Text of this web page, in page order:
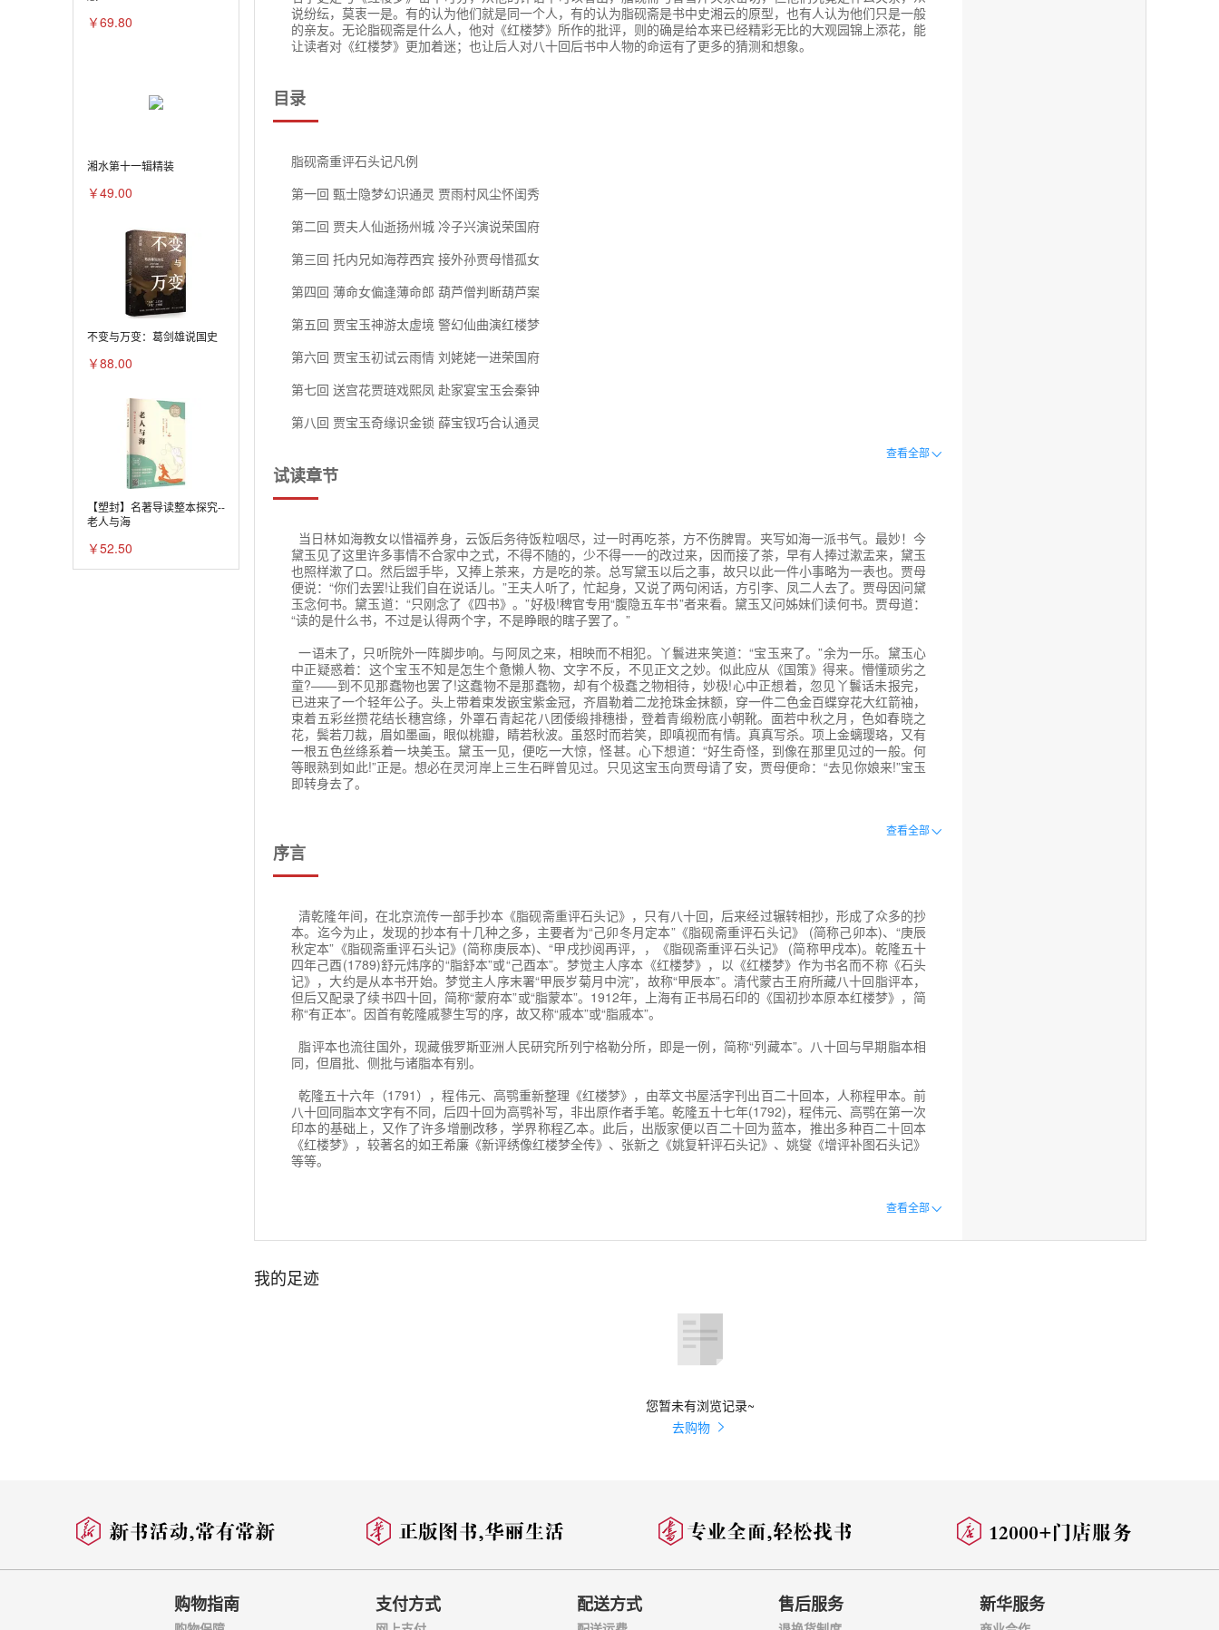
￥69.80
湘水第十一辑精装
￥49.00
不变与万变：葛剑雄说国史
￥88.00
【塑封】名著导读整本探究--
老人与海
￥52.50
说纷纭，莫衷一是。有的认为他们就是同一个人，有的认为脂砚斋是书中史湘云的原型，也有人认为他们只是一般
的亲友。无论脂砚斋是什么人，他对《红楼梦》所作的批评，则的确是给本来已经精彩无比的大观园锦上添花，能
让读者对《红楼梦》更加着迷；也让后人对八十回后书中人物的命运有了更多的猜测和想象。
目录
脂砚斋重评石头记凡例
第一回 甄士隐梦幻识通灵 贾雨村风尘怀闺秀
第二回 贾夫人仙逝扬州城 冷子兴演说荣国府
第三回 托内兄如海荐西宾 接外孙贾母惜孤女
第四回 薄命女偏逢薄命郎 葫芦僧判断葫芦案
第五回 贾宝玉神游太虚境 警幻仙曲演红楼梦
第六回 贾宝玉初试云雨情 刘姥姥一进荣国府
第七回 送宫花贾琏戏熙凤 赴家宴宝玉会秦钟
第八回 贾宝玉奇缘识金锁 薛宝钗巧合认通灵
第十回 金寡妇贪利权受辱 张太医论病细穷源
第十二回 王熙凤毒设相思局 贾天祥正照风月鉴
第十三回 秦可卿死封龙禁尉 王熙凤协理宁国府
第十四回 林如海捐馆扬州城 贾宝玉路谒北静王
第十五回 王凤姐弄权铁槛寺 秦鲸卿得趣馒头庵
第十六回 贾元春才选凤藻宫 秦鲸卿夭逝黄泉路
第十七回 大观园试才题对额 荣国府归省庆元宵
第十八回 皇恩重元妃省父母 天伦乐宝玉呈才藻
第十九回 情切切良宵花解语 意绵绵静日玉生香
第二十一回 贤袭人娇嗔箴宝玉 俏平儿软语救贾琏
第二十二回 听曲文宝玉悟禅机 制灯谜贾政悲谶语
第二十三回 西厢记妙词通戏语 牡丹亭艳曲警芳心
第二十四回 醉金刚轻财尚义侠 痴女儿遗帕惹相思
第二十五回 魇魔法叔嫂逢五鬼 通灵玉蒙蔽遇双真
第二十六回 蜂腰桥设言传心事 潇湘馆春困发幽情
第二十七回 滴翠亭宝钗戏彩蝶 埋香冢黛玉泣残红
第二十八回 蒋玉菡情赠茜香罗 薛宝钗羞笼红麝串
第二十九回 享福人福深还祷福 痴情女情重愈斟情
第三十回 宝钗借扇机带双敲 龄官画蔷痴及局外
第三十一回 撕扇子作千金一笑 因麒麟伏白首双星
第三十三回 手足眈眈小动唇舌 不肖种种大受笞挞
第三十四回 情中情因情感妹妹 错里错以错劝哥哥
第四十二回 蘅芜君兰言解疑癖 潇湘子雅谑补余音
第四十四回 变生不测凤姐泼醋 喜出望外平儿理妆
查看全部
试读章节
当日林如海教女以惜福养身，云饭后务待饭粒咽尽，过一时再吃茶，方不伤脾胃。夹写如海一派书气。最妙！今
黛玉见了这里许多事情不合家中之式，不得不随的，少不得一一的改过来，因而接了茶，早有人捧过漱盂来，黛玉
也照样漱了口。然后盥手毕，又捧上茶来，方是吃的茶。总写黛玉以后之事，故只以此一件小事略为一表也。贾母
便说：“你们去罢!让我们自在说话儿。”王夫人听了，忙起身，又说了两句闲话，方引李、凤二人去了。贾母因问黛
玉念何书。黛玉道：“只刚念了《四书》。”好极!稗官专用“腹隐五车书”者来看。黛玉又问姊妹们读何书。贾母道：
“读的是什么书，不过是认得两个字，不是睁眼的瞎子罢了。”
一语未了，只听院外一阵脚步响。与阿凤之来，相映而不相犯。丫鬟进来笑道：“宝玉来了。”余为一乐。黛玉心
中正疑惑着：这个宝玉不知是怎生个惫懒人物、文字不反，不见正文之妙。似此应从《国策》得来。懵懂顽劣之
童?——到不见那蠢物也罢了!这蠢物不是那蠢物，却有个极蠢之物相待，妙极!心中正想着，忽见丫鬟话未报完，
已进来了一个轻年公子。头上带着束发嵌宝紫金冠，齐眉勒着二龙抢珠金抹额，穿一件二色金百蝶穿花大红箭袖，
束着五彩丝攒花结长穗宫绦，外罩石青起花八团倭缎排穗褂，登着青缎粉底小朝靴。面若中秋之月，色如春晓之
花，鬓若刀裁，眉如墨画，眼似桃瓣，睛若秋波。虽怒时而若笑，即嗔视而有情。真真写杀。项上金螭璎珞，又有
一根五色丝绦系着一块美玉。黛玉一见，便吃一大惊，怪甚。心下想道：“好生奇怪，到像在那里见过的一般。何
等眼熟到如此!”正是。想必在灵河岸上三生石畔曾见过。只见这宝玉向贾母请了安，贾母便命：“去见你娘来!”宝玉
即转身去了。
辫，黑亮如漆。从顶至稍，一串四颗大珠，用金八宝坠角。上穿着银红撒花半旧大袄，仍就带着项圈、宝玉、寄名
锁、护身符等物；下面半露松花撒花绫裤腿、锦边弹墨袜、厚底大红鞋。越显得面如敷粉，唇似施脂，转盼多情，
语言常笑。天然一段风骚，全在眉稍；平生万种情思，悉堆眼角。看其外貌最是极好，却难知其底细。后人有《西
江月》二词，批这宝玉极恰。其词日：
无故寻愁觅恨，有时似傻如狂。纵然生得好皮囊，腹内原来草莽。
潦倒不通世务，愚顽怕读文章。行为偏僻性乖张，那管世人诽谤!
富贵不知乐业，贫穷难耐凄凉。可怜辜负好韶光，于国于家无望。
天下无能第一，古今不肖无双。寄言纨绔与膏粱：莫效此儿形状!
贾母因笑道：“外客未见，就脱了衣裳。还不去见你妹妹!’，宝玉早已看见多了一个姊妹，便料定是林姑母之女，
忙来作揖。厮见毕，归坐细看形容，与众各别：两湾似蹙非蹙黛烟眉，奇屑!妙眉!奇想!妙想!一双似喜非喜含情
柳扶风。至此八句是宝玉眼-中。心较比干多一窍，此一句是宝玉心中。病如西子胜三分。此十句定评，直抵一
赋。
宝玉看罢，因笑道：看他第一句是何话。“这个妹妹我曾见过的。”疯话。与黛玉同心，却是两样笔墨。观此则知
玉卿心中，有则说出，一毫宿滞皆无。贾母笑道：“可又是胡说，你又何曾见过他。”宝玉笑道：“虽然未曾见过
查看全部
序言
清乾隆年间，在北京流传一部手抄本《脂砚斋重评石头记》，只有八十回，后来经过辗转相抄，形成了众多的抄
本。迄今为止，发现的抄本有十几种之多，主要者为“己卯冬月定本”《脂砚斋重评石头记》 (简称己卯本)、“庚辰
秋定本”《脂砚斋重评石头记》(简称庚辰本)、“甲戌抄阅再评，，《脂砚斋重评石头记》 (简称甲戌本)。乾隆五十
四年己酉(1789)舒元炜序的“脂舒本”或“己酉本”。梦觉主人序本《红楼梦》，以《红楼梦》作为书名而不称《石头
记》，大约是从本书开始。梦觉主人序末署“甲辰岁菊月中浣”，故称“甲辰本”。清代蒙古王府所藏八十回脂评本，
但后又配录了续书四十回，简称“蒙府本”或“脂蒙本”。1912年，上海有正书局石印的《国初抄本原本红楼梦》，简
称“有正本”。因首有乾隆戚蓼生写的序，故又称“戚本”或“脂戚本”。
脂评本也流往国外，现藏俄罗斯亚洲人民研究所列宁格勒分所，即是一例，简称“列藏本”。八十回与早期脂本相
同，但眉批、侧批与诸脂本有别。
乾隆五十六年（1791），程伟元、高鹗重新整理《红楼梦》，由萃文书屋活字刊出百二十回本，人称程甲本。前
八十回同脂本文字有不同，后四十回为高鹗补写，非出原作者手笔。乾隆五十七年(1792)，程伟元、高鹗在第一次
印本的基础上，又作了许多增删改移，学界称程乙本。此后，出版家便以百二十回为蓝本，推出多种百二十回本
《红楼梦》，较著名的如王希廉《新评绣像红楼梦全传》、张新之《姚复轩评石头记》、姚燮《增评补图石头记》
等等。
期评阅的本子，而且经过辗转传抄，彼此之间正文和评语的文字都有些差异。另一个系统是百二十回没有脂砚斋评
的是百二十回本。
据几代红学家的考证，《红楼梦》的作者是曹雪芹。他的祖上原是汉人，很早就入了满洲旗籍，一直居于“包衣”
奴才的地位，但跟随主子征战南北，立有战功，特别得到康熙皇帝的宠幸，从曹雪芹的曾祖曹玺开始，经祖父曹寅
打击自己的政敌，曹家也在其内。雍正五年(1727)，雍正以曹頫亏空没有补上以及其他原因将其革职抄家。这次抄
家还没有落到困苦的境地，所谓“百足之虫，死而不僵”，在北京还保留少数财产，于是举家由南方迁往北京，勉强
维持着小康生活。乾隆继位后，对雍正的某些政策有所改变，曹家似乎解除了政治犯的罪名。可是乾隆四年
可惜由于过分伤痛幼子的早逝，加之生活贫困，曹雪芹未满五旬即去世了，时间大约是乾隆二十八年(1763)，一说
从里到外揭了一个透，而且客观上证明了这个阶级不配有好的命运。
但是，“因空见色，由色生情，传情入色”，惨痛的生活经历，使他艺术地再现了封建社会面临着重重危机，这种
危机不仅仅反映在意识形态领域，也表现在政治、经济等诸方面。可这仅是第一自然的价值系统。曹雪芹绝不只是
必然走向衰败的命运，或是提出后继无人的问题。这统统是我们的价值判断，而且是从政治观点和实用理性主义角
度出发，未必是曹雪芹的原旨。超越价值的第一自然，苦苦探求第二自然潜藏的本质——人生爱、欲、悲、欢、
查看全部
我的足迹
您暂未有浏览记录~
去购物
购物指南 支付方式 配送方式 售后服务 新华服务